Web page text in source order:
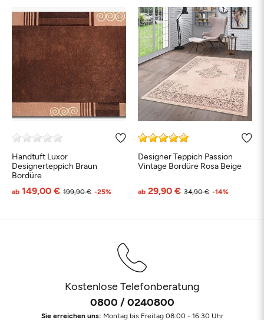
Handtuft Luxor
Designerteppich Braun
Bordüre
199,90 €
ab 149,00 € -25%
Designer Teppich Passion
Vintage Bordüre Rosa Beige
34,90 €
ab 29,90 € -14%
Kostenlose Telefonberatung
0800 / 0240800
Sie erreichen uns: Montag bis Freitag 08:00 - 16:30 Uhr